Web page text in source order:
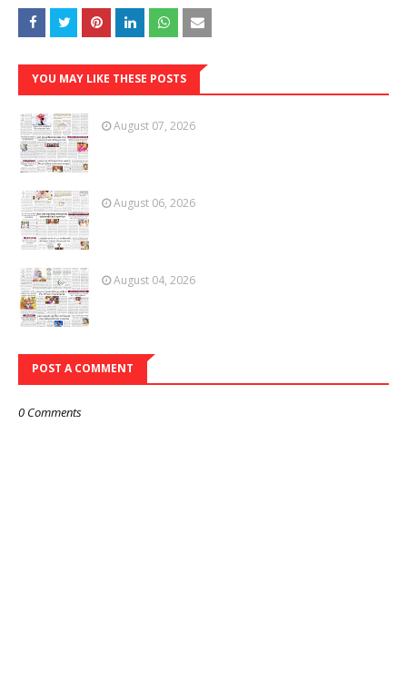
YOU MAY LIKE THESE POSTS
August 07, 2026
August 06, 2026
August 04, 2026
POST A COMMENT
0 Comments